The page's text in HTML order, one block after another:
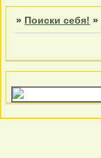
» Поиски себя! »